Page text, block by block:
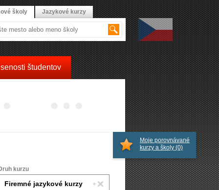
študentov
kurzu
Moje porovnávané
kurzy a školy (0)
školy Jazykové kurzy